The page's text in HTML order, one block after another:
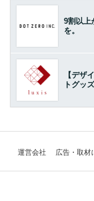
9割以上
を。
【デザ
トグッ
運営会社 広告・取材